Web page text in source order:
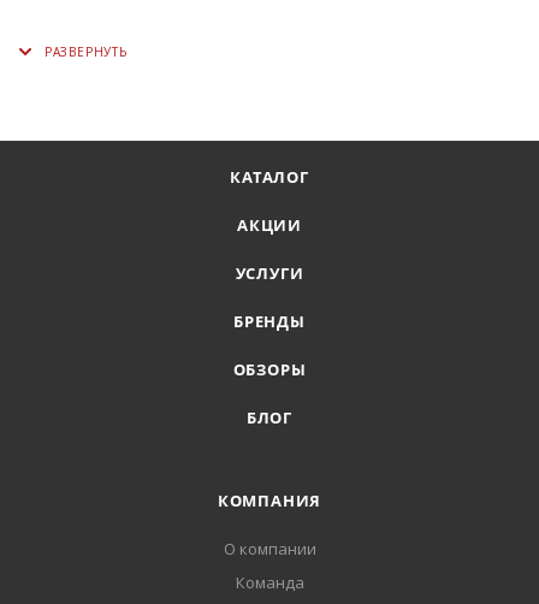
КАТАЛОГ
АКЦИИ
УСЛУГИ
БРЕНДЫ
ОБЗОРЫ
БЛОГ
КОМПАНИЯ
О компании
Команда